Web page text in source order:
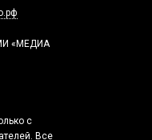
«МЕДИА
с
Все